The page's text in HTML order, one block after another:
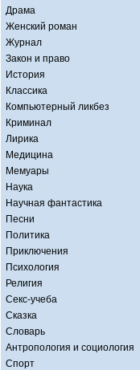
Драма
Женский роман
Журнал
Закон и право
История
Классика
Компьютерный ликбез
Криминал
Лирика
Медицина
Мемуары
Наука
Научная фантастика
Песни
Политика
Приключения
Психология
Религия
Секс-учеба
Сказка
Словарь
Антропология и социология
Спорт